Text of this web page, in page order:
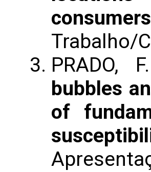
consumers
Trabalho/
bubbles
of